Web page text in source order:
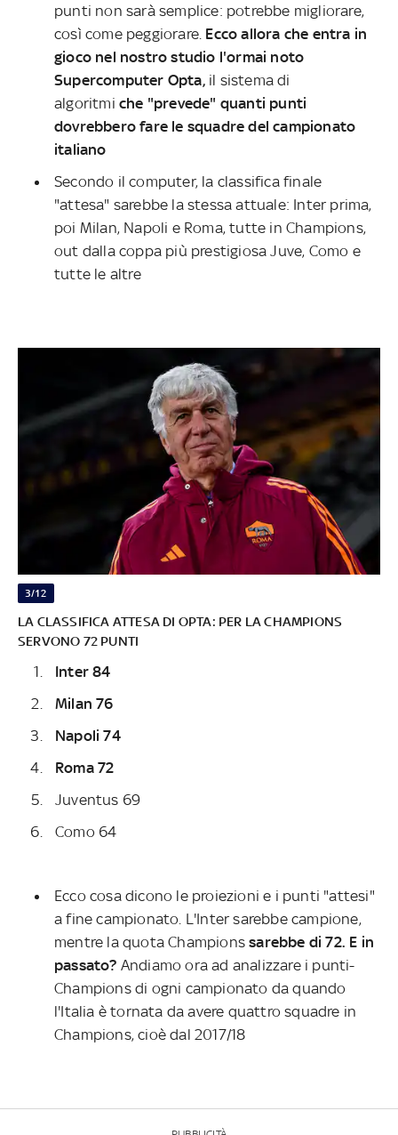
punti non sarà semplice: potrebbe migliorare,
così come peggiorare. Ecco allora che entra in
gioco nel nostro studio l'ormai noto
Supercomputer Opta,il sistema di
algoritmi che "prevede" quanti punti
dovrebbero fare le squadre del campionato
italiano
Secondo il computer, la classifica finale
"attesa" sarebbe la stessa attuale: Inter prima,
poi Milan, Napoli e Roma, tutte in Champions,
out dalla coppa più prestigiosa Juve, Como e
tutte le altre
3/12
LA CLASSIFICA ATTESA DI OPTA: PER LA CHAMPIONS
SERVONO 72 PUNTI
Inter 84
Milan 76
Napoli 74
Roma 72
Juventus 69
Como 64
Ecco cosa dicono le proiezioni e i punti "attesi"
a fine campionato. L'Inter sarebbe campione,
mentre la quota Championssarebbe di 72. E in
passato? Andiamo ora ad analizzare i punti-
Champions di ogni campionato da quando
l'Italia è tornata da avere quattro squadre in
Champions, cioè dal 2017/18